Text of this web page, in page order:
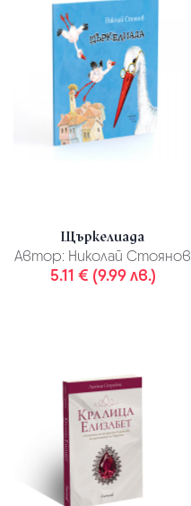
Щъркелиада
Автор: Николай Стоянов
5.11 € (9.99 лв.)